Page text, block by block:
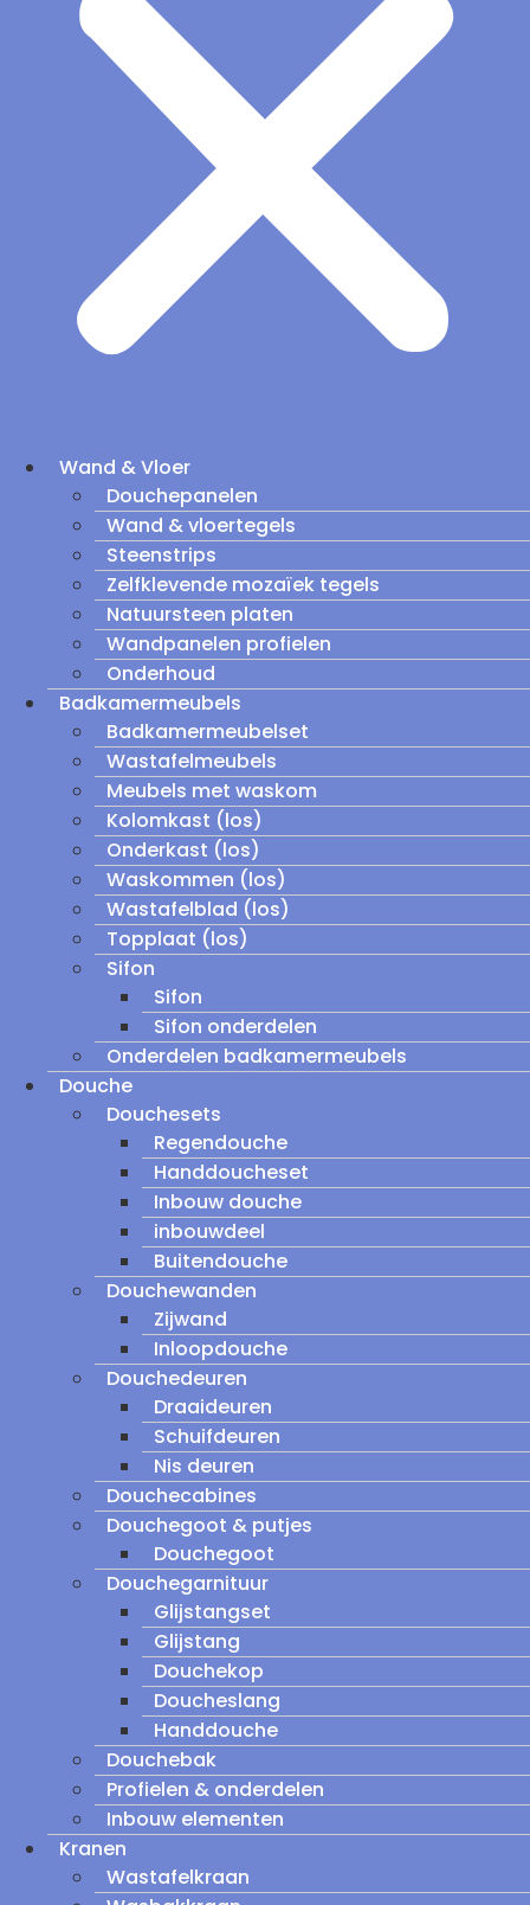
Wand & Vloer
Douchepanelen
Wand & vloertegels
Steenstrips
Zelfklevende mozaïek tegels
Natuursteen platen
Wandpanelen profielen
Onderhoud
Badkamermeubels
Badkamermeubelset
Wastafelmeubels
Meubels met waskom
Kolomkast (los)
Onderkast (los)
Waskommen (los)
Wastafelblad (los)
Topplaat (los)
Sifon
Sifon
Sifon onderdelen
Onderdelen badkamermeubels
Douche
Douchesets
Regendouche
Handdoucheset
Inbouw douche
inbouwdeel
Buitendouche
Douchewanden
Zijwand
Inloopdouche
Douchedeuren
Draaideuren
Schuifdeuren
Nis deuren
Douchecabines
Douchegoot & putjes
Douchegoot
Douchegarnituur
Glijstangset
Glijstang
Douchekop
Doucheslang
Handdouche
Douchebak
Profielen & onderdelen
Inbouw elementen
Kranen
Wastafelkraan